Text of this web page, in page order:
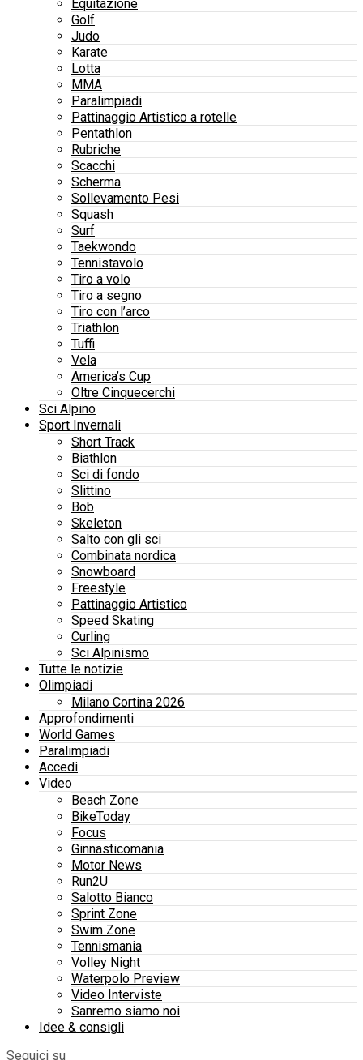
Equitazione
Golf
Judo
Karate
Lotta
MMA
Paralimpiadi
Pattinaggio Artistico a rotelle
Pentathlon
Rubriche
Scacchi
Scherma
Sollevamento Pesi
Squash
Surf
Taekwondo
Tennistavolo
Tiro a volo
Tiro a segno
Tiro con l’arco
Triathlon
Tuffi
Vela
America’s Cup
Oltre Cinquecerchi
Sci Alpino
Sport Invernali
Short Track
Biathlon
Sci di fondo
Slittino
Bob
Skeleton
Salto con gli sci
Combinata nordica
Snowboard
Freestyle
Pattinaggio Artistico
Speed Skating
Curling
Sci Alpinismo
Tutte le notizie
Olimpiadi
Milano Cortina 2026
Approfondimenti
World Games
Paralimpiadi
Accedi
Video
Beach Zone
BikeToday
Focus
Ginnasticomania
Motor News
Run2U
Salotto Bianco
Sprint Zone
Swim Zone
Tennismania
Volley Night
Waterpolo Preview
Video Interviste
Sanremo siamo noi
Idee & consigli
Seguici su